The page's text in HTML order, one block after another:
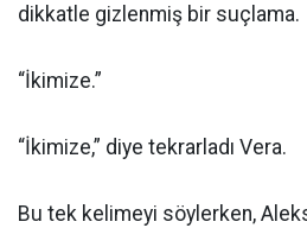
dikkatle gizlenmiş bir suçlama.
“İkimize.”
“İkimize,” diye tekrarladı Vera.
Bu tek kelimeyi söylerken,